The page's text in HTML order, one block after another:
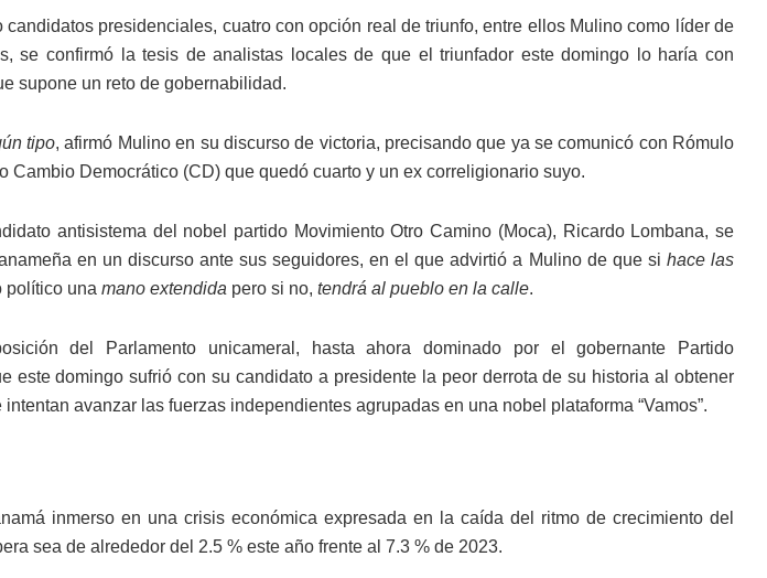
presidenciales, cuatro con opción real de triunfo, entre ellos Mulino como líder de
se confirmó la tesis de analistas locales de que el triunfador este domingo lo haría con
supone un reto de gobernabilidad.
tipo, afirmó Mulino en su discurso de victoria, precisando que ya se comunicó con Rómulo
Cambio Democrático (CD) que quedó cuarto y un ex correligionario suyo.
antisistema del nobel partido Movimiento Otro Camino (Moca), Ricardo Lombana, se
en un discurso ante sus seguidores, en el que advirtió a Mulino de que si hace las
político una mano extendida pero si no, tendrá al pueblo en la calle.
del Parlamento unicameral, hasta ahora dominado por el gobernante Partido
este domingo sufrió con su candidato a presidente la peor derrota de su historia al obtener
avanzar las fuerzas independientes agrupadas en una nobel plataforma “Vamos”.
inmerso en una crisis económica expresada en la caída del ritmo de crecimiento del
sea de alrededor del 2.5 % este año frente al 7.3 % de 2023.